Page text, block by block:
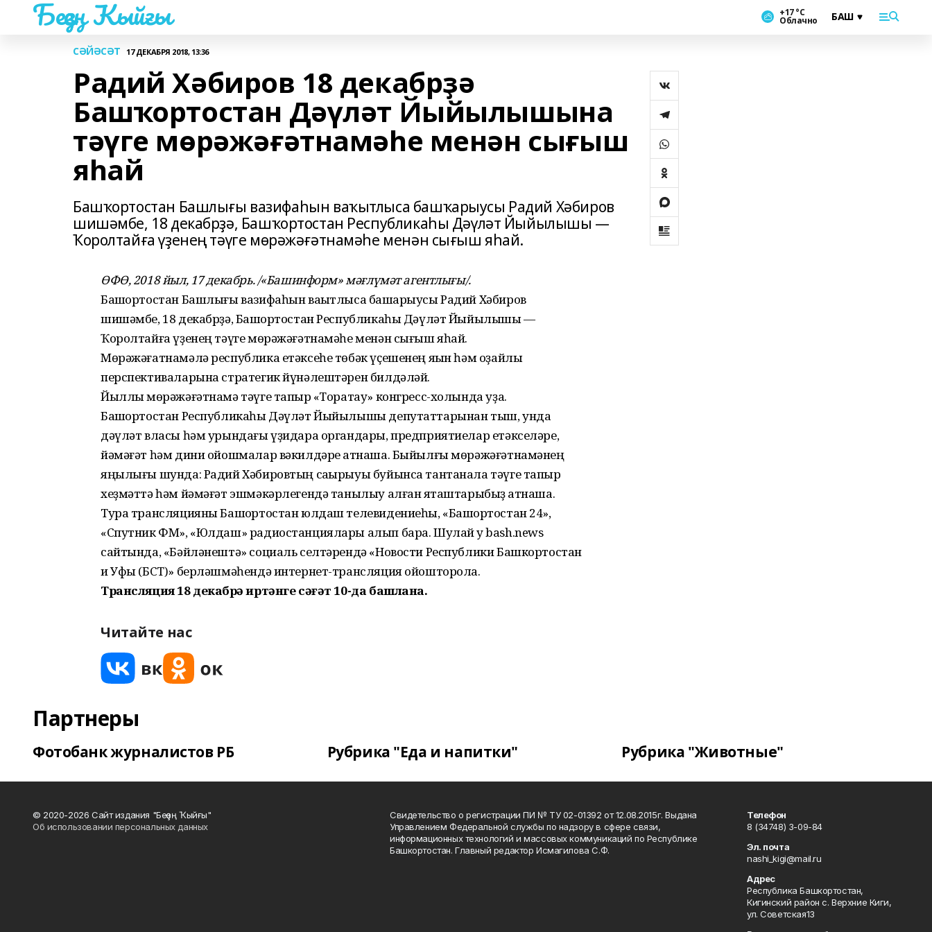
Беҙҙең Ҡыйғы +17 °С
Облачно
СӘЙӘСӘТ 17 ДЕКАБРЯ 2018, 13:36
Радий Хәбиров 18 декабрҙә
Башҡортостан Дәүләт Йыйылышына
тәүге мөрәжәғәтнамәһе менән сығыш
яһай
Башҡортостан Башлығы вазифаһын ваҡытлыса башҡарыусы Радий Хәбиров
шишәмбе, 18 декабрҙә, Башҡортостан Республикаһы Дәүләт Йыйылышы —
Ҡоролтайға үҙенең тәүге мөрәжәғәтнамәһе менән сығыш яһай.
ӨФӨ, 2018 йыл, 17 декабрь. /«Башинформ» мәғлүмәт агентлығы/.
Башҡортостан Башлығы вазифаһын ваҡытлыса башҡарыусы Радий Хәбиров
шишәмбе, 18 декабрҙә, Башҡортостан Республикаһы Дәүләт Йыйылышы —
Ҡоролтайға үҙенең тәүге мөрәжәғәтнамәһе менән сығыш яһай.
Мөрәжәғатнамәлә республика етәксеһе төбәк үҫешенең яҡын һәм оҙайлы
перспективаларына стратегик йүнәлештәрен билдәләй.
Йыллыҡ мөрәжәғәтнамә тәүге тапҡыр «Торатау» конгресс-холында уҙа.
Башҡортостан Республикаһы Дәүләт Йыйылышы депутаттарынан тыш, унда
дәүләт власы һәм урындағы үҙидара органдары, предприятиелар етәкселәре,
йәмәғәт һәм дини ойошмалар вәкилдәре ҡатнаша. Быйылғы мөрәжәғәтнамәнең
яңылығы шунда: Радий Хәбировтың саҡырыуы буйынса тантанала тәүге тапҡыр
хеҙмәттә һәм йәмәғәт эшмәкәрлегендә танылыу алған яҡташтарыбыҙ ҡатнаша.
Тура трансляцияны Башҡортостан юлдаш телевидениеһы, «Башҡортостан 24»,
«Спутник ФМ», «Юлдаш» радиостанциялары алып бара. Шулай уҡ bash.news
сайтында, «Бәйләнештә» социаль селтәрендә «Новости Республики Башкортостан
и Уфы (БСТ)» берләшмәһендә интернет-трансляция ойошторола.
Трансляция 18 декабрҙә иртәнге сәғәт 10-да башлана.
Читайте нас
Партнеры
Фотобанк журналистов РБ Рубрика "Еда и напитки" Рубрика "Животные"
© 2020-2026 Сайт издания "Беҙҙең Ҡыйғы"
Об использовании персональных данных
Свидетельство о регистрации ПИ № ТУ 02-01392 от 12.08.2015г. Выдана
Управлением Федеральной службы по надзору в сфере связи,
информационных технологий и массовых коммуникаций по Республике
Башкортостан. Главный редактор Исмагилова С.Ф.
Телефон
8 (34748) 3-09-84
Эл. почта
nashi_kigi@mail.ru
Адрес
Республика Башкортостан,
Кигинский район с. Верхние Киги,
ул. Советская13